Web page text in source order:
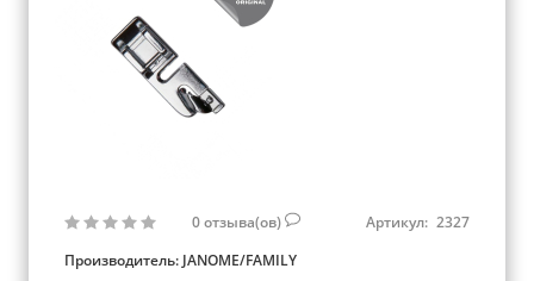
0отзыва(ов) Артикул: 2327
Производитель: JANOME/FAMILY